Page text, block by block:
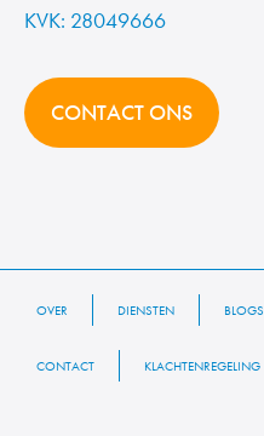
KVK: 28049666
CONTACT ONS
OVER DIENSTEN BLOGS
CONTACT KLACHTENREGELING